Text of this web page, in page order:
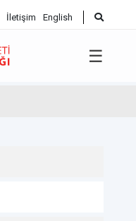
İletişim English
☰